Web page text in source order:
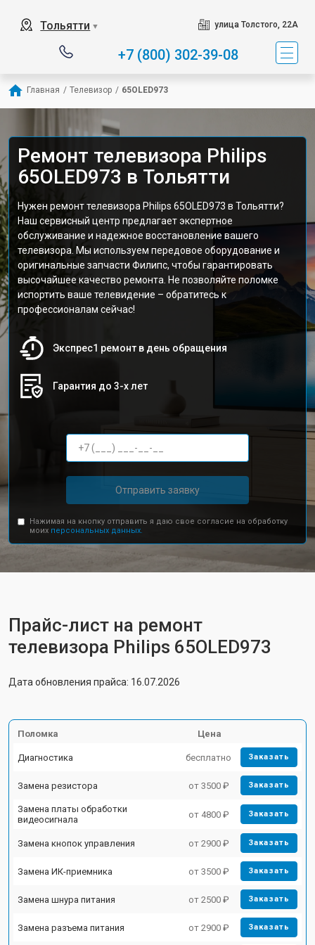
Тольятти ▼ улица Толстого, 22А
+7 (800) 302-39-08
Главная / Телевизор / 65OLED973
Ремонт телевизора Philips
65OLED973 в Тольятти
Нужен ремонт телевизора Philips 65OLED973 в Тольятти?
Наш сервисный центр предлагает экспертное
обслуживание и надежное восстановление вашего
телевизора. Мы используем передовое оборудование и
оригинальные запчасти Филипс, чтобы гарантировать
высочайшее качество ремонта. Не позволяйте поломке
испортить ваше телевидение – обратитесь к
профессионалам сейчас!
Экспрес1 ремонт в день обращения
Гарантия до 3-х лет
Отправить заявку
Нажимая на кнопку отправить я даю свое согласие на обработку
моих персональных данных.
Прайс-лист на ремонт
телевизора Philips 65OLED973
Дата обновления прайса: 16.07.2026
Поломка Цена
Диагностика бесплатно Заказать
Замена резистора от 3500 ₽ Заказать
Замена платы обработки
видеосигнала
от 4800 ₽ Заказать
Замена кнопок управления от 2900 ₽ Заказать
Замена ИК-приемника от 3500 ₽ Заказать
Замена шнура питания от 2500 ₽ Заказать
Замена разъема питания от 2900 ₽ Заказать